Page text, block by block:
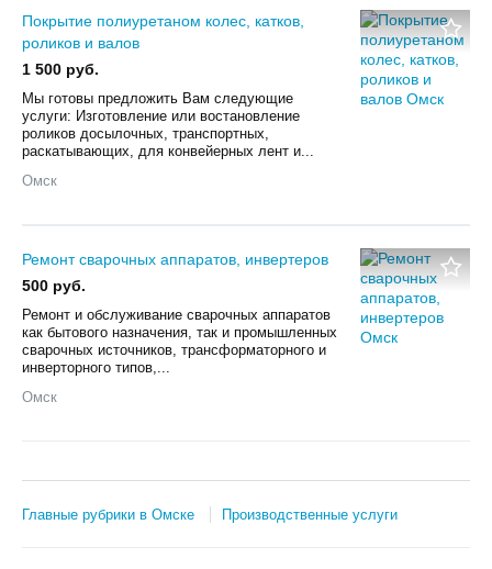
Покрытие полиуретаном колес, катков,
роликов и валов
1 500 руб.
Мы готовы предложить Вам следующие
услуги: Изготовление или востановление
роликов досылочных, транспортных,
раскатывающих, для конвейерных лент и...
Омск
Ремонт сварочных аппаратов, инвертеров
500 руб.
Ремонт и обслуживание сварочных аппаратов
как бытового назначения, так и промышленных
сварочных источников, трансформаторного и
инверторного типов,...
Омск
Главные рубрики в Омске Производственные услуги